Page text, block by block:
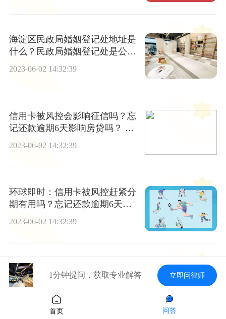
海淀区民政局婚姻登记处地址是
什么？民政局婚姻登记处是公务
员吗？
2023-06-02 14:32:39
信用卡被风控会影响征信吗？忘
记还款逾期6天影响房贷吗？ 实
2023-06-02 14:32:39
环球即时：信用卡被风控赶紧分
期有用吗？忘记还款逾期6天会
2023-06-02 14:32:39
信用卡挂账停息怎么申请？停息
挂账什么意思? 天天快报
2023-06-02 14:32:39
1分钟提问，获取专业解答 立即问律师
首页 问答